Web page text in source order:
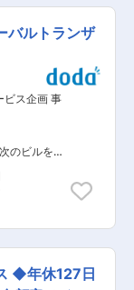
バルトランザ
ビス企画 事
のビルを除
◆年休127日